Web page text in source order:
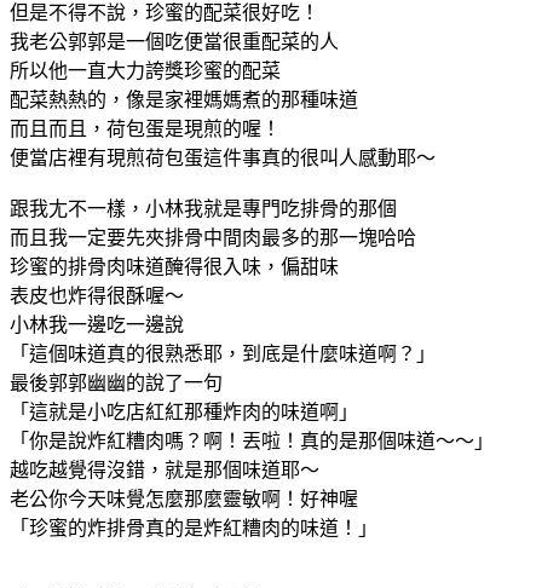
但是不得不說，珍蜜的配菜很好吃！
我老公郭郭是一個吃便當很重配菜的人
所以他一直大力誇獎珍蜜的配菜
配菜熱熱的，像是家裡媽媽煮的那種味道
而且而且，荷包蛋是現煎的喔！
便當店裡有現煎荷包蛋這件事真的很叫人感動耶～
跟我尢不一樣，小林我就是專門吃排骨的那個
而且我一定要先夾排骨中間肉最多的那一塊哈哈
珍蜜的排骨肉味道醃得很入味，偏甜味
表皮也炸得很酥喔～
小林我一邊吃一邊說
「這個味道真的很熟悉耶，到底是什麼味道啊？」
最後郭郭幽幽的說了一句
「這就是小吃店紅紅那種炸肉的味道啊」
「你是說炸紅糟肉嗎？啊！丟啦！真的是那個味道～～」
越吃越覺得沒錯，就是那個味道耶～
老公你今天味覺怎麼那麼靈敏啊！好神喔
「珍蜜的炸排骨真的是炸紅糟肉的味道！」